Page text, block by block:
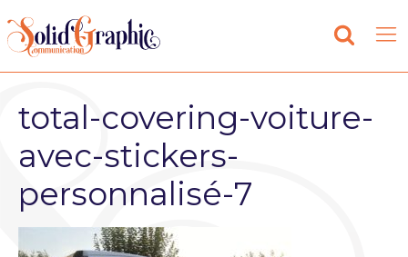
total-covering-voiture-
avec-stickers-
personnalisé-7